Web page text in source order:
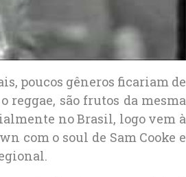
poucos gêneros ficariam de
reggae, são frutos da mesma
no Brasil, logo vem à
com o soul de Sam Cooke e